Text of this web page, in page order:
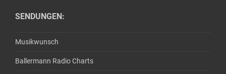
SENDUNGEN:
Musikwunsch
Ballermann Radio Charts